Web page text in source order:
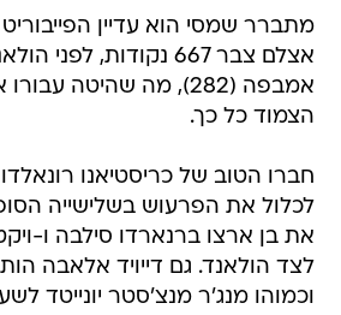
מתברר שמסי הוא עדיין
אמבפה (282), מה שהיטה
הצמוד כל כך.
חברו הטוב של כריסטיאנו
לכלול את הפרעוש בשלישייה
את בן ארצו ברנארדו סילבה ו-
לצד הולאנד. גם דייויד אלאבה
וכמוהו מנג'ר מנצ'סטר יונייטד